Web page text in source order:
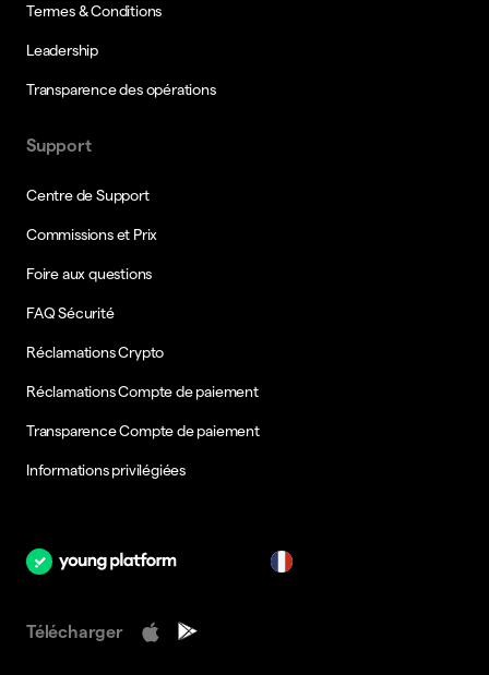
Termes & Conditions
Leadership
Transparence des opérations
Support
Centre de Support
Commissions et Prix
Foire aux questions
FAQ Sécurité
Réclamations Crypto
Réclamations Compte de paiement
Transparence Compte de paiement
Informations privilégiées
Télécharger